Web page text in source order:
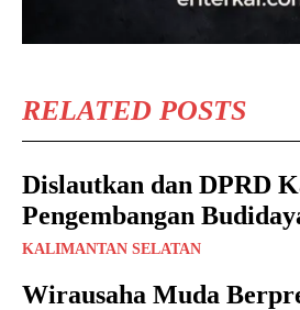
RELATED POSTS
Dislautkan dan DPRD
Pengembangan
KALIMANTAN SELATAN
Wirausaha Muda